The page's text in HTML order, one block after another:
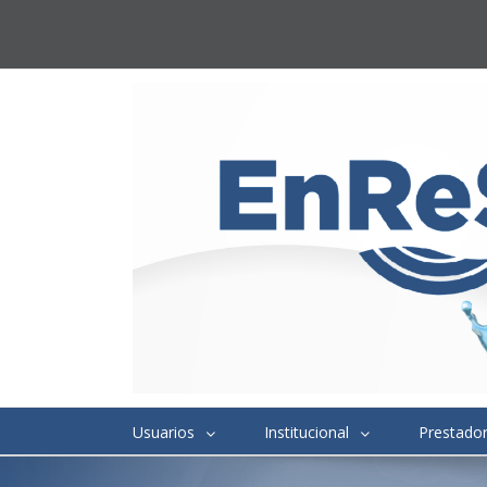
Usuarios Institucional